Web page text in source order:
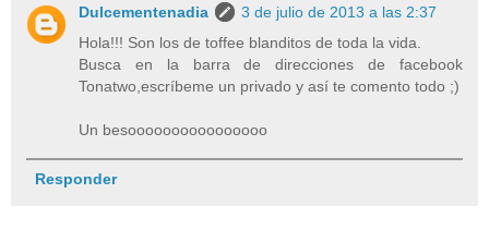
Dulcementenadia
3 de julio de 2013 a las 2:37
Hola!!! Son los de toffee blanditos de toda la vida.
Busca en la barra de direcciones de facebook
Tonatwo,escríbeme un privado y así te comento todo ;)
Un besoooooooooooooooo
Responder